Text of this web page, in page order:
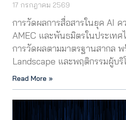
17 กรกฎาคม 2569
การวัดผลการสื่อสารในยุค AI ค
AMEC และพันธมิตรในประเทศ
การวัดผลตามมาตรฐานสากล พ
Landscape และพฤติกรรมผู้บริ
Read More »